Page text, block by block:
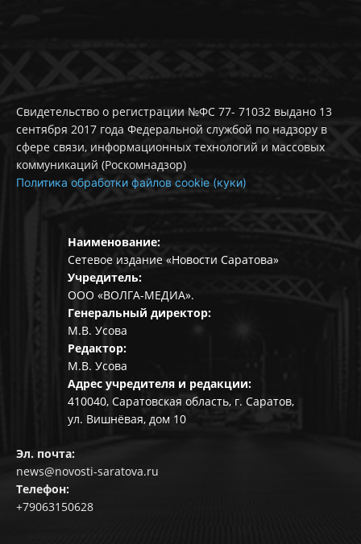
Свидетельство о регистрации №ФС 77- 71032 выдано 13
сентября 2017 года Федеральной службой по надзору в
сфере связи, информационных технологий и массовых
коммуникаций (Роскомнадзор)
Политика обработки файлов cookie (куки)
Наименование:
Сетевое издание «Новости Саратова»
Учредитель:
ООО «ВОЛГА-МЕДИА».
Генеральный директор:
М.В. Усова
Редактор:
М.В. Усова
Адрес учредителя и редакции:
410040, Саратовская область, г. Саратов,
ул. Вишнёвая, дом 10
Эл. почта:
news@novosti-saratova.ru
Телефон:
+79063150628